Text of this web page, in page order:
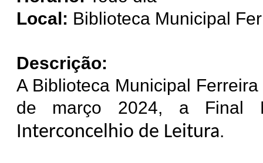
Local: Biblioteca Municipal
Descrição:
A Biblioteca Municipal
de março 2024, a Final
Interconcelhio de Leitura.